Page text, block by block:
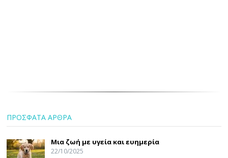
ΠΡΟΣΦΑΤΑ ΑΡΘΡΑ
Μια ζωή με υγεία και ευημερία
22/10/2025